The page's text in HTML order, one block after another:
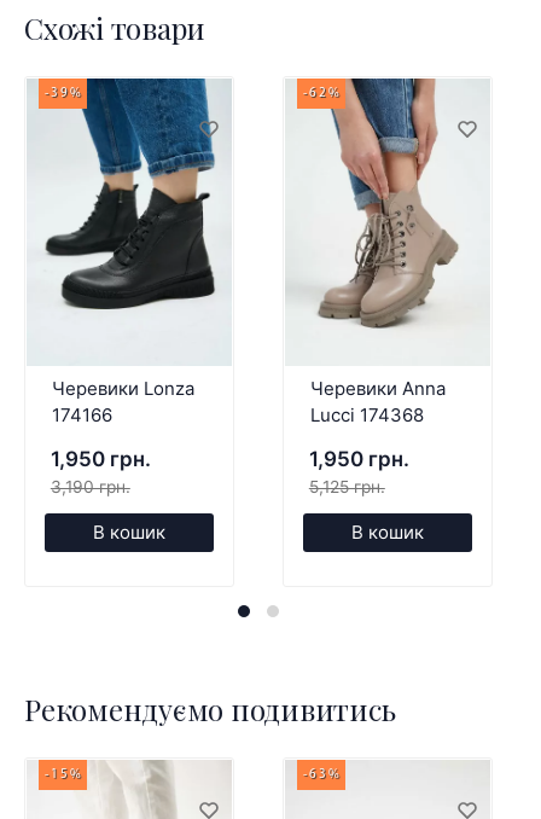
Схожі товари
-39%
Черевики Lonza
174166
1,950 грн.
3,190 грн.
В кошик
-62%
Черевики Anna
Lucci 174368
1,950 грн.
5,125 грн.
В кошик
Рекомендуємо подивитись
-15% -63%